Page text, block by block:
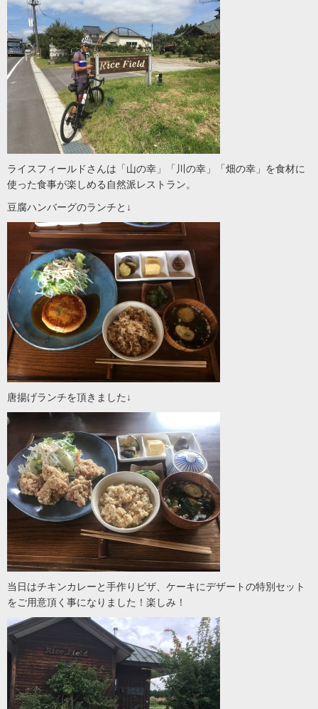
ライスフィールドさんは「山の幸」「川の幸」「畑の幸」を食材に
使った食事が楽しめる自然派レストラン。
豆腐ハンバーグのランチと↓
唐揚げランチを頂きました↓
当日はチキンカレーと手作りピザ、ケーキにデザートの特別セット
をご用意頂く事になりました！楽しみ！